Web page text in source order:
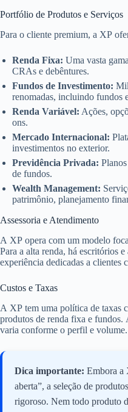
ponte entre o investidor e as
Portfólio de Produtos e Serviços
Para o cliente premium, a XP
Renda Fixa: Uma vasta
CRAs e debêntures.
Fundos de Investimento:
renomadas, incluindo fundos
Renda Variável: Ações,
ons.
Mercado Internacional:
investimentos no exterior.
Previdência Privada:
de fundos.
Wealth Management:
patrimônio, planejamento
Assessoria e Atendimento
A XP opera com um modelo
Para a alta renda, há escritórios
experiência dedicadas a
assessor é central para a
Custos e Taxas
A XP tem uma política de taxas
produtos de renda fixa e fundos.
varia conforme o perfil e
exclusivos pode ser
Dica importante: Embora a
aberta”, a seleção de
rigoroso. Nem todo produto